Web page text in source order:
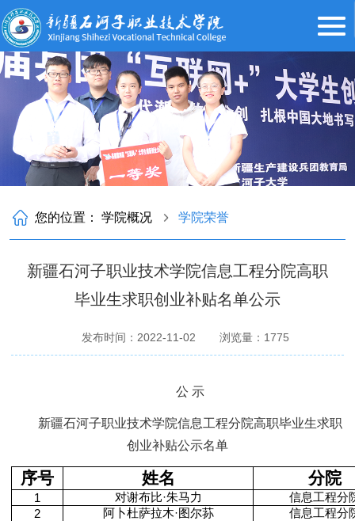
您的位置：学院概况 学院荣誉
新疆石河子职业技术学院信息工程分院高职
毕业生求职创业补贴名单公示
发布时间：2022-11-02 浏览量： 1775
公 示
新疆石河子职业技术学院信息工程分院高职毕业生求职
创业补贴公示名单
序号 姓名 分院
1 对谢布比·朱马力
信息工程分
2
阿卜杜萨拉木·图尔荪
信息工程分